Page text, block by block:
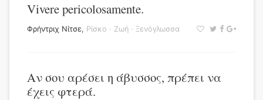
Vivere pericolosamente.
Φρήντριχ Νίτσε, Ρίσκο · Ζωή · Ξενόγλωσσα
Αν σου αρέσει η άβυσσος, πρέπει να
έχεις φτερά.